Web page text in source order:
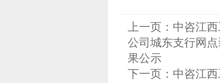
上一页： 中咨江
公司城东支行网
果公示
下一页： 中咨江